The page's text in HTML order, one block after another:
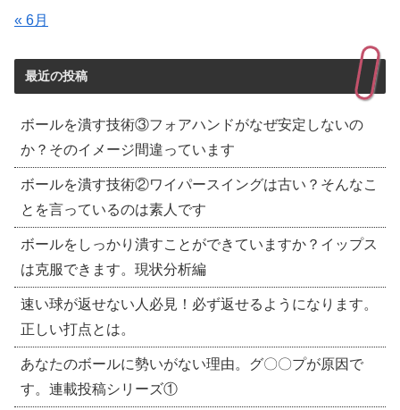
« 6月
最近の投稿
ボールを潰す技術③フォアハンドがなぜ安定しないの
か？そのイメージ間違っています
ボールを潰す技術②ワイパースイングは古い？そんなこ
とを言っているのは素人です
ボールをしっかり潰すことができていますか？イップス
は克服できます。現状分析編
速い球が返せない人必見！必ず返せるようになります。
正しい打点とは。
あなたのボールに勢いがない理由。グ〇〇プが原因で
す。連載投稿シリーズ①